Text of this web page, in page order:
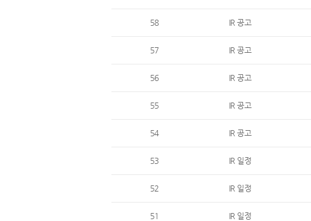
58 IR 공고
57 IR 공고
56 IR 공고
55 IR 공고
54 IR 공고
53 IR 일정
52 IR 일정
51 IR 일정